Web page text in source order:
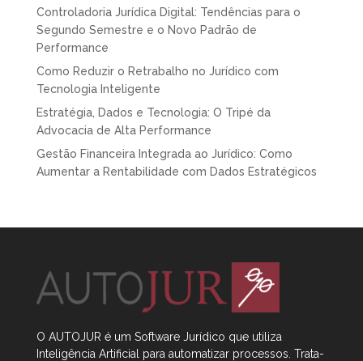
Controladoria Jurídica Digital: Tendências para o
Segundo Semestre e o Novo Padrão de
Performance
Como Reduzir o Retrabalho no Jurídico com
Tecnologia Inteligente
Estratégia, Dados e Tecnologia: O Tripé da
Advocacia de Alta Performance
Gestão Financeira Integrada ao Jurídico: Como
Aumentar a Rentabilidade com Dados Estratégicos
O AUTOJUR é um Software Jurídico que utiliza
Inteligência Artificial para automatizar processos. Trata-